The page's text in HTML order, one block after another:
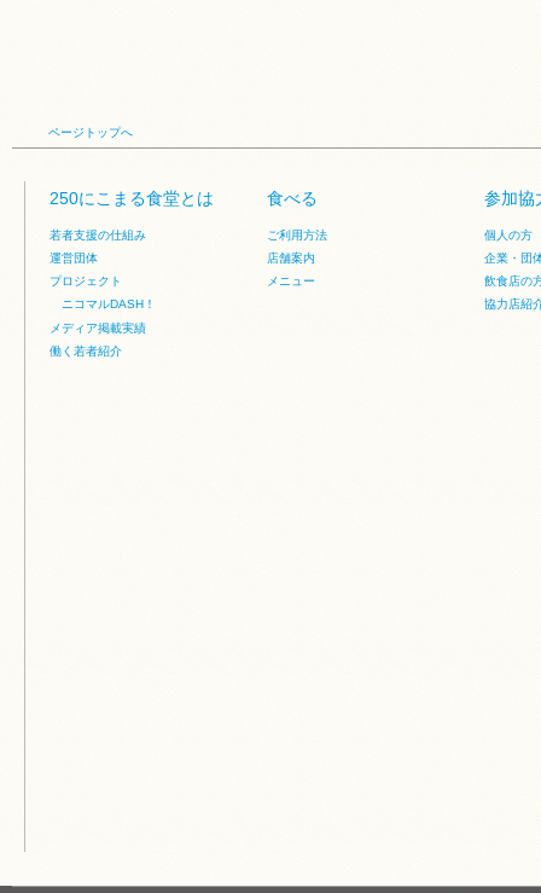
ページトップへ
250にこまる食堂とは
若者支援の仕組み
運営団体
プロジェクト
ニコマルDASH！
メディア掲載実績
働く若者紹介
食べる
ご利用方法
店舗案内
メニュー
参加協
個人の方
企業・団
飲食店の
協力店紹